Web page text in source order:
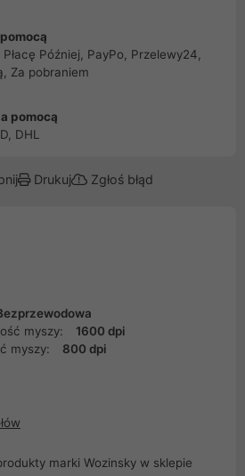
Później, PayPo, Przelewy24,
Za pobraniem
pomocą
DHL
Drukuj Zgłoś błąd
myszy:
1600 dpi
myszy:
800 dpi